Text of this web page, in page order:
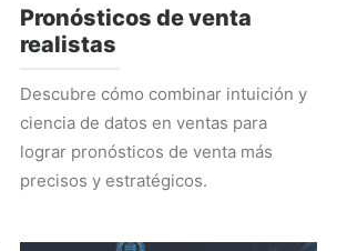
Pronósticos de venta
realistas
Descubre cómo combinar intuición y
ciencia de datos en ventas para
lograr pronósticos de venta más
precisos y estratégicos.